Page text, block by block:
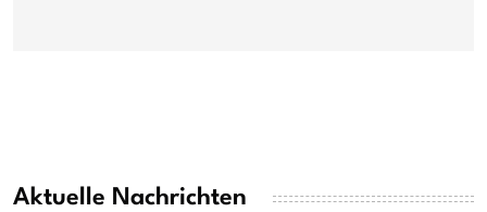
Aktuelle Nachrichten